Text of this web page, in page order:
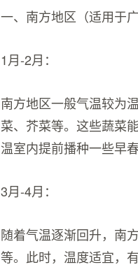
一、南方地区（适用于
1月-2月：
南方地区一般气温较为
菜、芥菜等。这些蔬菜
温室内提前播种一些早
3月-4月：
随着气温逐渐回升，南
等。此时，温度适宜，